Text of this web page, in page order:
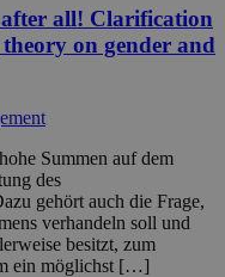
all! Clarification
on gender and
Summen auf dem
des
gehört auch die Frage,
verhandeln soll und
besitzt, zum
ein möglichst […]